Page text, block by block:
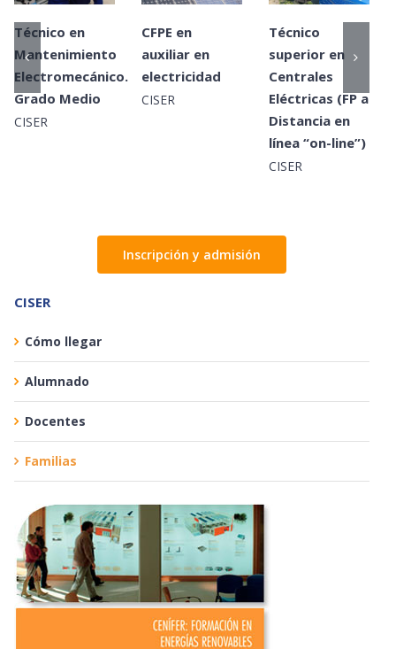
Técnico en
Mantenimiento
Electromecánico.
Grado Medio
CISER
CFPE en
auxiliar en
electricidad
CISER
Técnico
superior en
Centrales
Eléctricas (FP a
Distancia en
línea “on-line”)
CISER
Inscripción y admisión
CISER
Cómo llegar
Alumnado
Docentes
Familias